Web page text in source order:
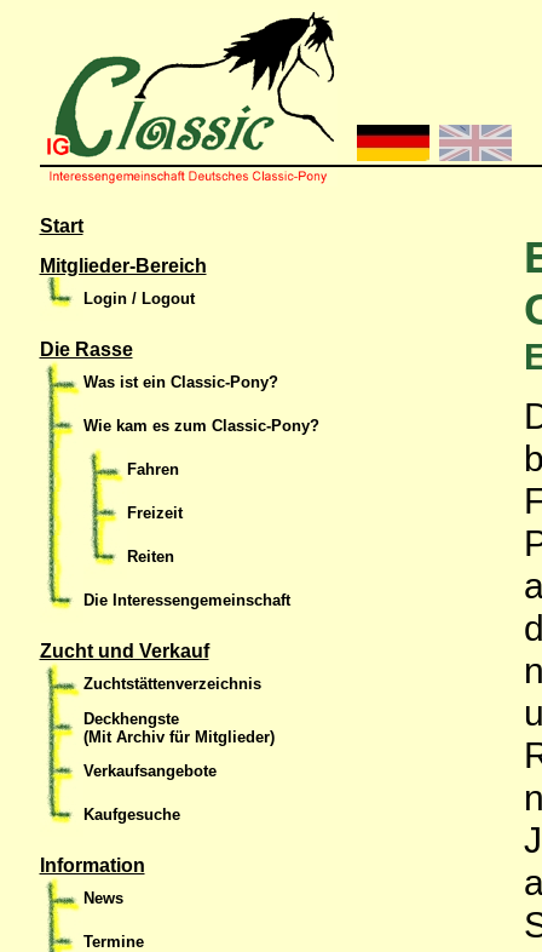
Start
Mitglieder-Bereich
Login / Logout
Die Rasse
Was ist ein Classic-Pony?
Wie kam es zum Classic-Pony?
Fahren
Freizeit
Reiten
Die Interessengemeinschaft
Zucht und Verkauf
Zuchtstättenverzeichnis
Deckhengste
(Mit Archiv für Mitglieder)
Verkaufsangebote
Kaufgesuche
Information
News
Termine